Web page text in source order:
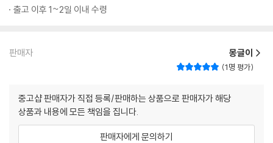
출고 이후 1~2일 이내 수령
판매자 몽글이
1명 평가
중고샵 판매자가 직접 등록/판매하는 상품으로 판매자가 해당
상품과 내용에 모든 책임을 집니다.
판매자에게 문의하기